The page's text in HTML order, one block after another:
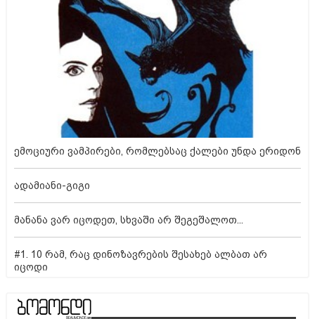
ემოციური ვამპირები, რომლებსაც ქალები უნდა ერიდონ
ადამიანი-გიგი
მანანა ვარ იცოდეთ, სხვაში არ შეგეშალოთ...
#1. 10 რამ, რაც დინოზავრების შესახებ ალბათ არ
იცოდი